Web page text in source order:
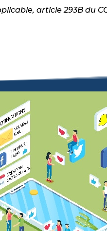
article 293B du